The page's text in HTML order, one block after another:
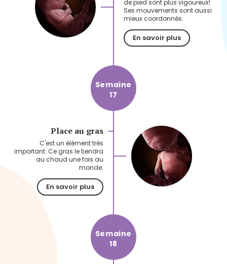
de pied sont plus vigoureux!
Ses mouvements sont aussi
mieux coordonnés.
En savoir plus
Semaine
17
Place au gras
C'est un élément très
important. Ce gras le tiendra
au chaud une fois au
monde.
En savoir plus
Semaine
18